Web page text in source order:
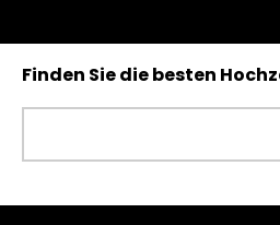
Finden Sie die besten